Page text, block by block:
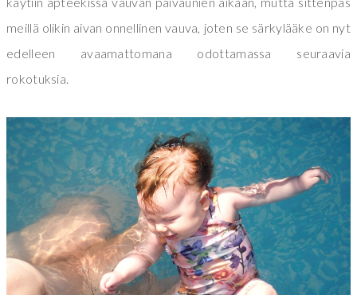
meillä olikin aivan onnellinen vauva, joten se särkylääke on nyt
edelleen avaamattomana odottamassa seuraavia
rokotuksia.